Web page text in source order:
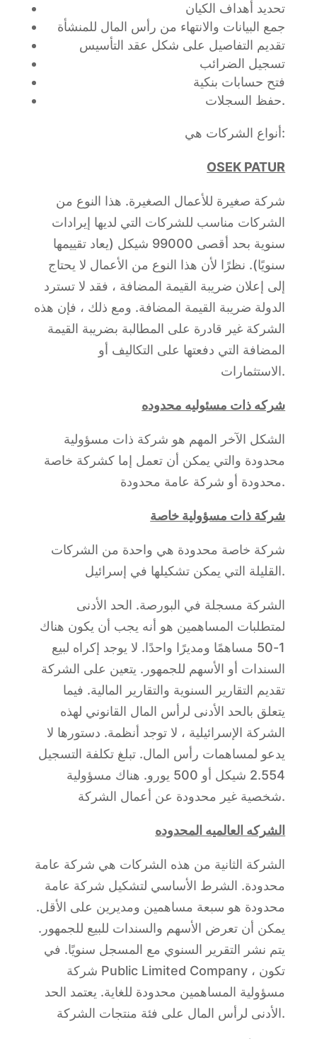
تحديد أهداف الكيان
جمع البيانات والانتهاء من رأس المال للمنشأة
تقديم التفاصيل على شكل عقد التأسيس
تسجيل الضرائب
فتح حسابات بنكية
حفظ السجلات.
أنواع الشركات هي:
OSEK PATUR
شركة صغيرة للأعمال الصغيرة. هذا النوع من
الشركات مناسب للشركات التي لديها إيرادات
سنوية بحد أقصى 99000 شيكل (يعاد تقييمها
سنويًا). نظرًا لأن هذا النوع من الأعمال لا يحتاج
إلى إعلان ضريبة القيمة المضافة ، فقد لا تسترد
الدولة ضريبة القيمة المضافة. ومع ذلك ، فإن هذه
الشركة غير قادرة على المطالبة بضريبة القيمة
المضافة التي دفعتها على التكاليف أو
الاستثمارات.
شركه ذات مسئوليه محدوده
الشكل الآخر المهم هو شركة ذات مسؤولية
محدودة والتي يمكن أن تعمل إما كشركة خاصة
محدودة أو شركة عامة محدودة.
شركة ذات مسؤولية خاصة
شركة خاصة محدودة هي واحدة من الشركات
القليلة التي يمكن تشكيلها في إسرائيل.
الشركة مسجلة في البورصة. الحد الأدنى
لمتطلبات المساهمين هو أنه يجب أن يكون هناك
1-50 مساهمًا ومديرًا واحدًا. لا يوجد إكراه لبيع
السندات أو الأسهم للجمهور. يتعين على الشركة
تقديم التقارير السنوية والتقارير المالية. فيما
يتعلق بالحد الأدنى لرأس المال القانوني لهذه
الشركة الإسرائيلية ، لا توجد أنظمة. دستورها لا
يدعو لمساهمات رأس المال. تبلغ تكلفة التسجيل
2.554 شيكل أو 500 يورو. هناك مسؤولية
شخصية غير محدودة عن أعمال الشركة.
الشركه العالميه المحدوده
الشركة الثانية من هذه الشركات هي شركة عامة
محدودة. الشرط الأساسي لتشكيل شركة عامة
محدودة هو سبعة مساهمين ومديرين على الأقل.
يمكن أن تعرض الأسهم والسندات للبيع للجمهور.
يتم نشر التقرير السنوي مع المسجل سنويًا. في
شركة Public Limited Company ، تكون
مسؤولية المساهمين محدودة للغاية. يعتمد الحد
الأدنى لرأس المال على فئة منتجات الشركة.